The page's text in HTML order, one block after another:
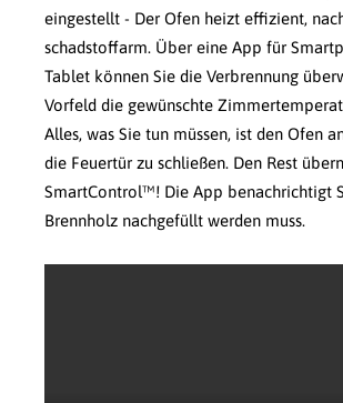
eingestellt - Der Ofen heizt effizient,
schadstoffarm. Über eine App für
Tablet können Sie die Verbrennung
Vorfeld die gewünschte
Alles, was Sie tun müssen, ist den Ofen
die Feuertür zu schließen. Den Rest
SmartControl™! Die App benachrichtigt
Brennholz nachgefüllt werden muss.